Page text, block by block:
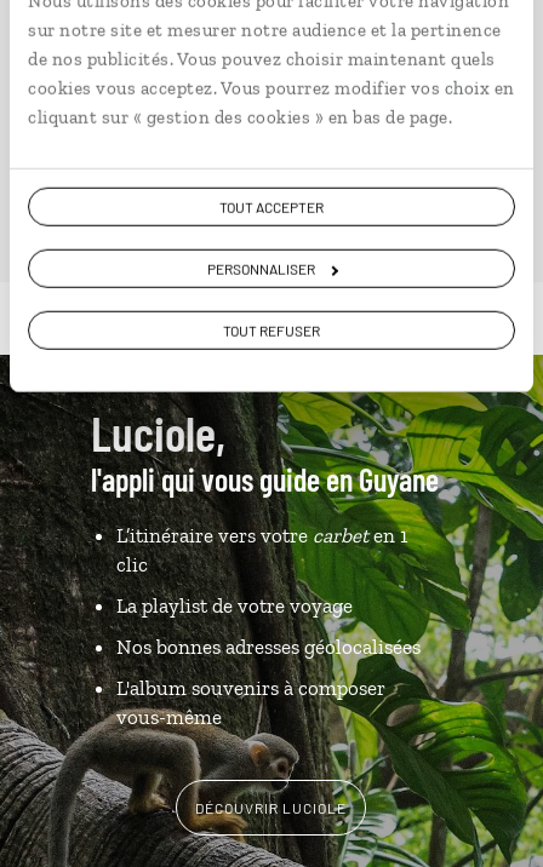
sur notre site et mesurer notre audience et la pertinence
de nos publicités. Vous pouvez choisir maintenant quels
cookies vous acceptez. Vous pourrez modifier vos choix en
cliquant sur « gestion des cookies » en bas de page.
TOUT ACCEPTER
PERSONNALISER
TOUT REFUSER
Luciole,
l'appli qui vous guide en Guyane
L’itinéraire vers votrecarbeten 1
clic
La playlist de votre voyage
Nos bonnes adresses géolocalisées
L'album souvenirs à composer
vous-même
DÉCOUVRIR LUCIOLE